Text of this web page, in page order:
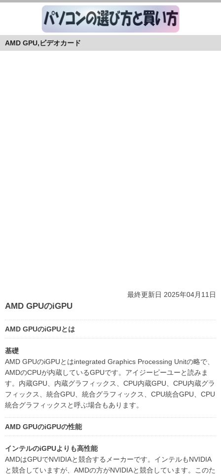
AMD GPU,ビデオカード
最終更新日 2025年04月11日
AMD GPUのiGPU
AMD GPUのiGPUとは
基礎
AMD GPUのiGPUとはintegrated Graphics Processing Unitの略で、
AMDのCPUが内蔵しているGPUです。アイジーピーユーと読みま
す。内蔵GPU、内蔵グラフィックス、CPU内蔵GPU、CPU内蔵グラ
フィックス、統合GPU、統合グラフィックス、CPU統合GPU、CPU
統合グラフィックスと呼ぶ場合もあります。
AMD GPUのiGPUの性能
インテルのiGPUよりも高性能
AMDはGPUでNVIDIAと競合するメーカーです。インテルもNVIDIA
と競合していますが、AMDの方がNVIDIAと競合しています。このた